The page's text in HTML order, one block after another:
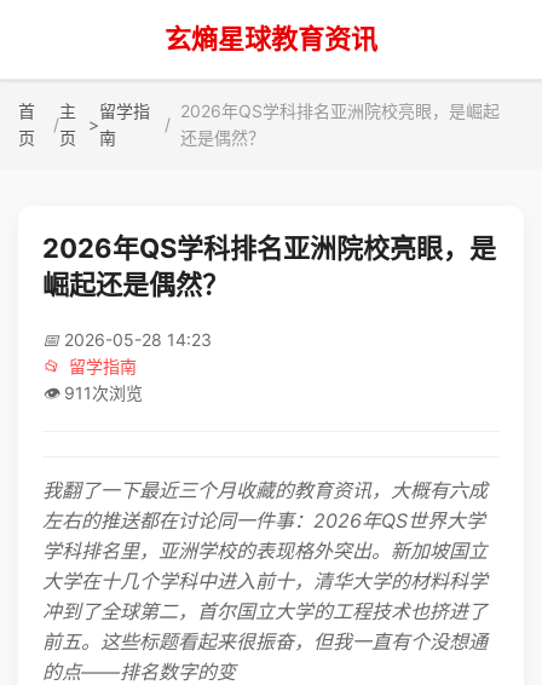
玄熵星球教育资讯
首
页
主
页
>
留学指
南
2026年QS学科排名亚洲院校亮眼，是崛起
还是偶然？
2026年QS学科排名亚洲院校亮眼，是
崛起还是偶然？
📅 2026-05-28 14:23
📂 留学指南
👁️ 911次浏览
我翻了一下最近三个月收藏的教育资讯，大概有六成
左右的推送都在讨论同一件事：2026年QS世界大学
学科排名里，亚洲学校的表现格外突出。新加坡国立
大学在十几个学科中进入前十，清华大学的材料科学
冲到了全球第二，首尔国立大学的工程技术也挤进了
前五。这些标题看起来很振奋，但我一直有个没想通
的点——排名数字的变